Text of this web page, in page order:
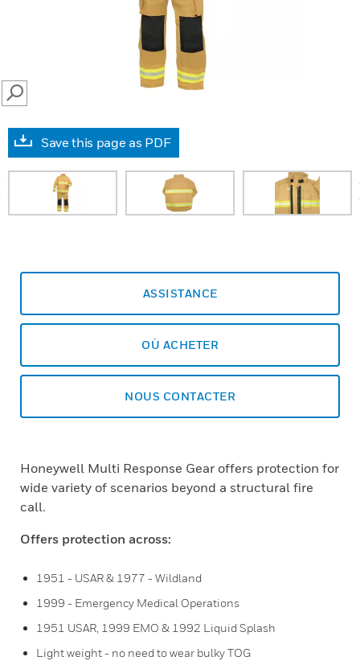
SEARCH
Save this page as PDF
ASSISTANCE
OÙ ACHETER
NOUS CONTACTER
Honeywell Multi Response Gear offers protection for
wide variety of scenarios beyond a structural fire
call.
Offers protection across:
1951 - USAR & 1977 - Wildland
1999 - Emergency Medical Operations
1951 USAR, 1999 EMO & 1992 Liquid Splash
Light weight - no need to wear bulky TOG